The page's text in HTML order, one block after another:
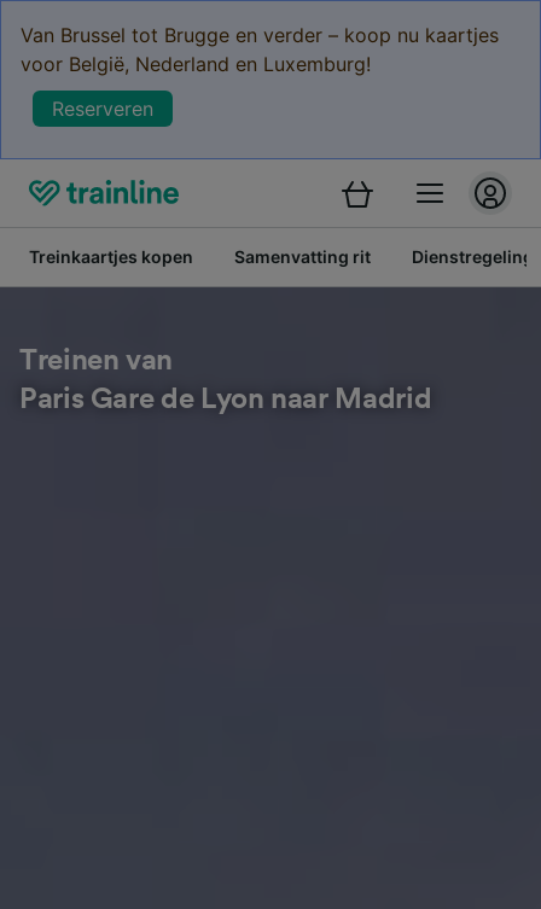
Van Brussel tot Brugge en verder – koop nu kaartjes
voor België, Nederland en Luxemburg!
Reserveren
Treinkaartjes kopen Samenvatting rit Dienstregeling
Treinen van
Paris Gare de Lyon naar Madrid